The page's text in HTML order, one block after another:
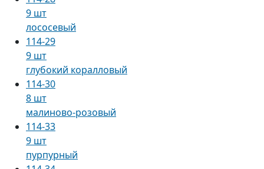
9 шт
лососевый
114-29
9 шт
глубокий коралловый
114-30
8 шт
малиново-розовый
114-33
9 шт
пурпурный